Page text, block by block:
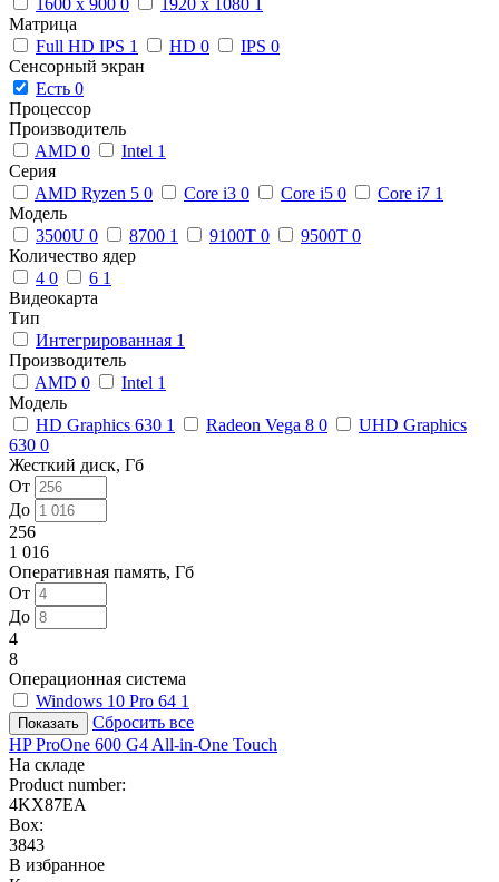
Матрица
Full HD IPS 1 HD 0 IPS 0
Сенсорный экран
Есть 0
Процессор
Производитель
AMD 0 Intel 1
Серия
AMD Ryzen 5 0 Core i3 0 Core i5 0 Core i7 1
Модель
3500U 0 8700 1 9100T 0 9500T 0
Количество ядер
4 0 6 1
Видеокарта
Тип
Интегрированная 1
Производитель
AMD 0 Intel 1
Модель
HD Graphics 630 1 Radeon Vega 8 0
UHD Graphics
630 0
Жесткий диск, Гб
От
До
256
1 016
Оперативная память, Гб
От
До
4
8
Операционная система
Windows 10 Pro 64 1
Сбросить все
HP ProOne 600 G4 All-in-One Touch
На складе
Product number:
4KX87EA
Box:
3843
В избранное